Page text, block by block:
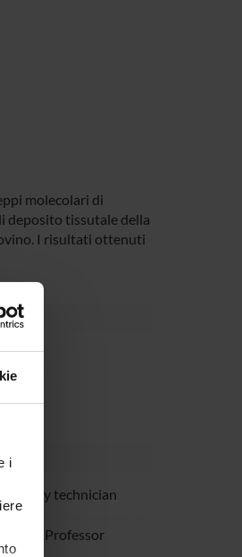
i
molecolari di
deposito tissutale della
I risultati ottenuti
technician
Professor